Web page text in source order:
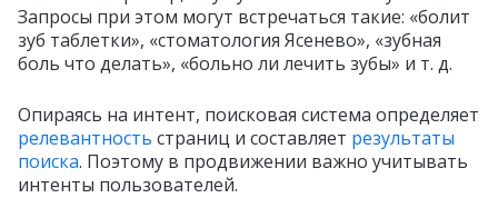
Запросы при этом могут встречаться такие: «болит
зуб таблетки», «стоматология Ясенево», «зубная
боль что делать», «больно ли лечить зубы» и т. д.
Опираясь на интент, поисковая система определяет
релевантность страниц и составляет результаты
поиска. Поэтому в продвижении важно учитывать
интенты пользователей.